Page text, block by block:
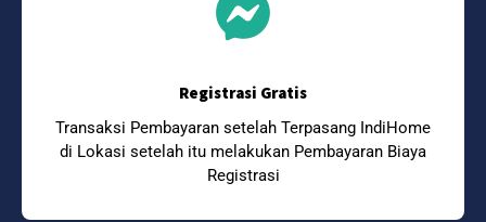
Registrasi Gratis
Transaksi Pembayaran setelah Terpasang IndiHome
di Lokasi setelah itu melakukan Pembayaran Biaya
Registrasi